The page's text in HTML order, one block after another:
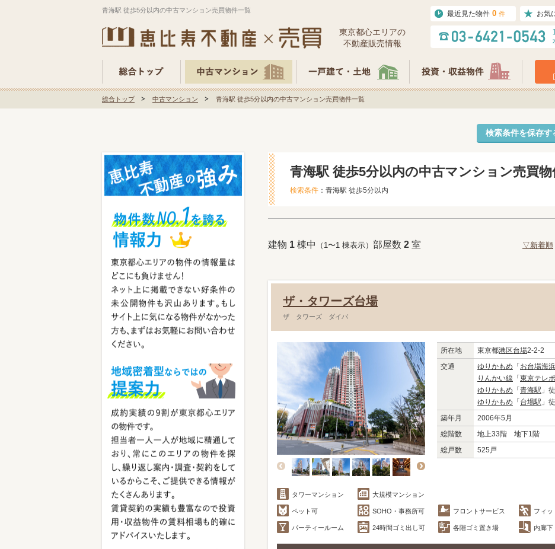
青海駅 徒歩5分以内の中古マンション売買物件一覧
東京都⼼エリアの
不動産販売情報
最近見た物件 0 件 お気
総合トップ 中古マンション 青海駅 徒歩5分以内の中古マンション売買物件一覧
検索条件を保存す
青海駅 徒歩5分以内の中古マンション売買物
検索条件 ：青海駅 徒歩5分以内
建物 1 棟中 （1〜1 棟表示） 部屋数 2 室 ▽新着順
ザ・タワーズ台場
ザ タワーズ ダイバ
所在地 東京都港区台場2-2-2
交通
ゆりかもめ 「 お台場海
りんかい線 「 東京テレ
ゆりかもめ 「 青海駅 」
ゆりかもめ 「 台場駅 」
築年月
2006年5月
総階数
地上33階 地下1階
総戸数
525戸
タワーマンション 大規模マンション
ペット可 SOHO・事務所可 フロントサービス フィッ
パーティールーム 24時間ゴミ出し可 各階ゴミ置き場 内廊下